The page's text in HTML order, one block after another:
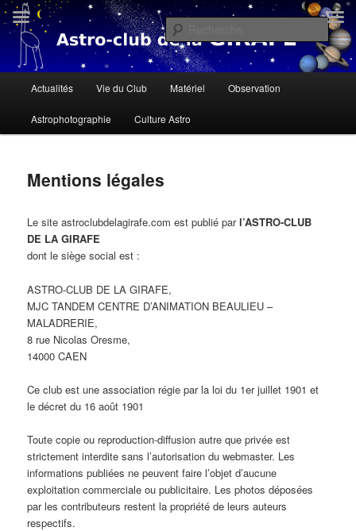
Aller
au
contenu
principalAstroclub de la Girafe
« Il n'y a personne qui soit née sous une mauvaise étoile, il n'y a que des
gens qui ne savent pas lire le ciel » Dalaï Lama
principal
Actualités Vie du Club Matériel Observation
Astrophotographie Culture Astro
Mentions légales
Le site astroclubdelagirafe.com est publié parl’ASTRO-CLUB
DE LA GIRAFE
dont le siège social est :
ASTRO-CLUB DE LA GIRAFE,
MJC TANDEM CENTRE D’ANIMATION BEAULIEU –
MALADRERIE,
8 rue Nicolas Oresme,
14000 CAEN
Ce club est une association régie par la loi du 1er juillet 1901 et
le décret du 16 août 1901
Toute copie ou reproduction-diffusion autre que privée est
strictement interdite sans l’autorisation du webmaster. Les
informations publiées ne peuvent faire l’objet d’aucune
exploitation commerciale ou publicitaire. Les photos déposées
par les contributeurs restent la propriété de leurs auteurs
respectifs.